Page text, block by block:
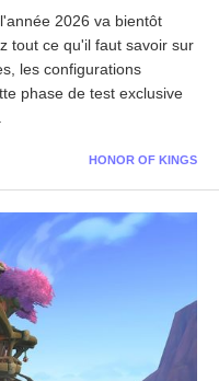
2026 va bientôt
tout ce qu'il faut savoir sur
les configurations
phase de test exclusive
HONOR OF KINGS